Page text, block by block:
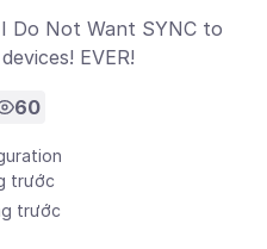
Do Not Want SYNC to
EVER!
60
trước
trước